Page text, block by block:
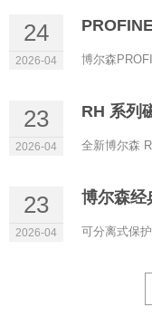
24
2026-04
23
2026-04
23
2026-04